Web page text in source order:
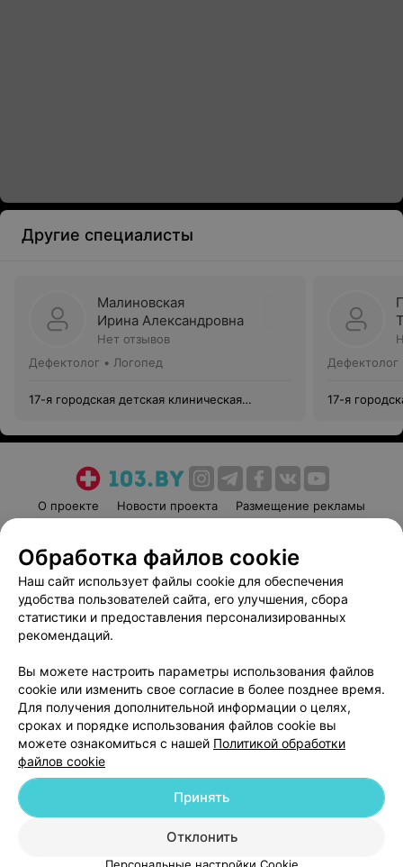
Другие специалисты
Малиновская
Ирина Александровна
Нет отзывов
Дефектолог • Логопед
17-я городская детская клиническая
Дефектолог
17-я
О проекте Новости проекта
Размещение рекламы
Пользовательское соглашение
Способы оплаты
Вакансии
Партнеры
Написать руководителю 103.by
Обработка персональных данных
© 2026 ООО «Артокс Лаб», УНП 191700409
| 220012, Республика Беларусь,
Служба поддержки +375 291212755
Обработка файлов cookie
Наш сайт использует файлы cookie для обеспечения
удобства пользователей сайта, его улучшения, сбора
статистики и предоставления персонализированных
рекомендаций.
Вы можете настроить параметры использования файлов
cookie или изменить свое согласие в более позднее время.
Для получения дополнительной информации о целях,
сроках и порядке использования файлов cookie вы
можете ознакомиться с нашей Политикой обработки
файлов cookie
Отклонить
Принять